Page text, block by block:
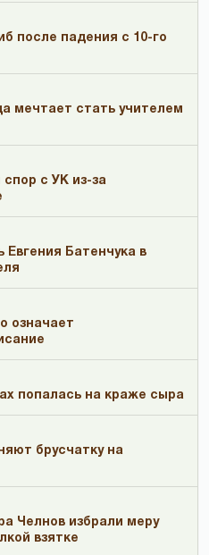
после падения с 10-го
мечтает стать учителем
с УК из-за
Евгения Батенчука в
означает
попалась на краже сыра
брусчатку на
Челнов избрали меру
взятке